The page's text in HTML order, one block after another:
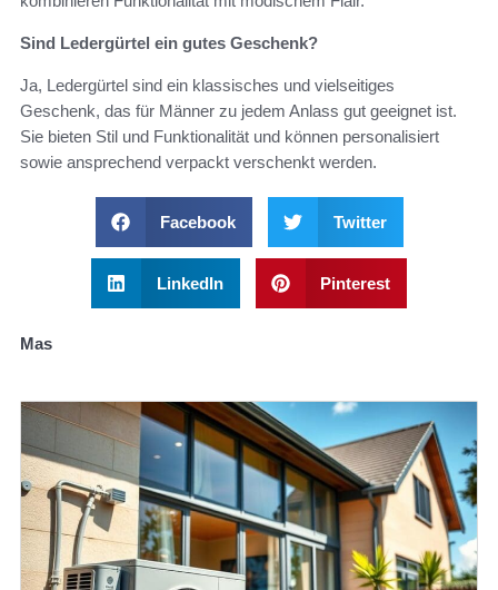
Sind Ledergürtel ein gutes Geschenk?
Ja, Ledergürtel sind ein klassisches und vielseitiges
Geschenk, das für Männer zu jedem Anlass gut geeignet ist.
Sie bieten Stil und Funktionalität und können personalisiert
sowie ansprechend verpackt verschenkt werden.
Facebook Twitter
LinkedIn Pinterest
Mas